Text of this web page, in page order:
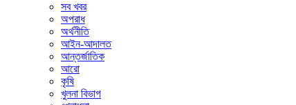
সব খবর
অপরাধ
অর্থনীতি
আইন-আদালত
আন্তর্জাতিক
আরো
কৃষি
খুলনা বিভাগ